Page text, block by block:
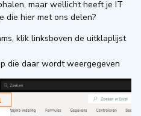
maar wellicht heeft je IT
die hier met ons delen?
klik linksboven de uitklaplijst
die daar wordt weergegeven